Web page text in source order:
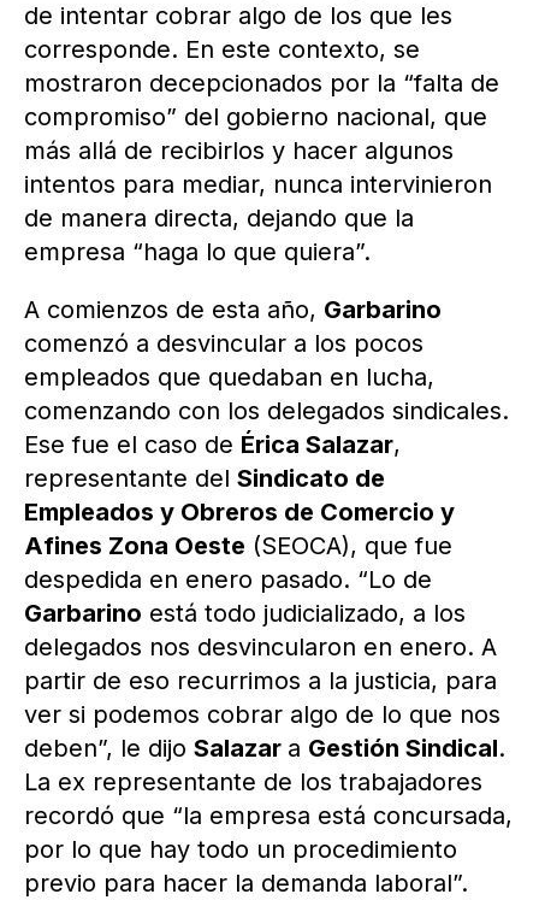
de intentar cobrar algo de los que les
corresponde. En este contexto, se
mostraron decepcionados por la “falta de
compromiso” del gobierno nacional, que
más allá de recibirlos y hacer algunos
intentos para mediar, nunca intervinieron
de manera directa, dejando que la
empresa “haga lo que quiera”.
A comienzos de esta año, Garbarino
comenzó a desvincular a los pocos
empleados que quedaban en lucha,
comenzando con los delegados sindicales.
Ese fue el caso de Érica Salazar,
representante del Sindicato de
Empleados y Obreros de Comercio y
Afines Zona Oeste (SEOCA), que fue
despedida en enero pasado. “Lo de
Garbarino está todo judicializado, a los
delegados nos desvincularon en enero. A
partir de eso recurrimos a la justicia, para
ver si podemos cobrar algo de lo que nos
deben”, le dijo Salazar a Gestión Sindical.
La ex representante de los trabajadores
recordó que “la empresa está concursada,
por lo que hay todo un procedimiento
previo para hacer la demanda laboral”.